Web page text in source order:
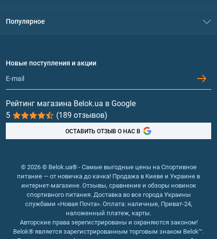
Политика конфиденциальности
Обмен и возврат
Популярное
Протеин
Гейнеры
Витамины и минералы
Рыбий жир, жирные кислоты
Новые поступления и акции
Рейтинг магазина Belok.ua в Google
5
(189 отзывов)
ОСТАВИТЬ ОТЗЫВ О НАС В
© 2026 © Belok.ua® - Самые выгодные цены на Спортивное
питание — от новичка до качка! Продажа в Киеве и Украине в
интернет-магазине. Отзывы, сравнение и обзоры новинок
спортивного питания. Доставка во все города Украины
службами «Новая Почта». Оплата: наличные, Приват-24,
наложенный платеж, карты.
Авторские права зерегистрированы и охраняются законом!
Belok® является зарегистрированным торговым знаком Belok™.